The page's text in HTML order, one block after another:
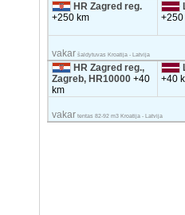
HR Zagred reg.
+250 km
+250
vakar šaldytuvas Kroatija - Latvija
HR Zagred reg.,
Zagreb, HR10000+40
km
+40
vakar tentas 82-92 m3 Kroatija - Latvija